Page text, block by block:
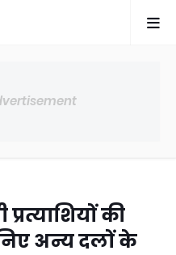
की
अन्य दलों के